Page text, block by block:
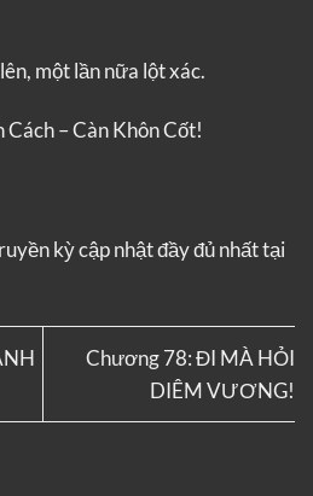
một lần nữa lột xác.
– Càn Khôn Cốt!
kỳ cập nhật đầy đủ nhất tại
Chương 78: ĐI MÀ HỎI
DIÊM VƯƠNG!